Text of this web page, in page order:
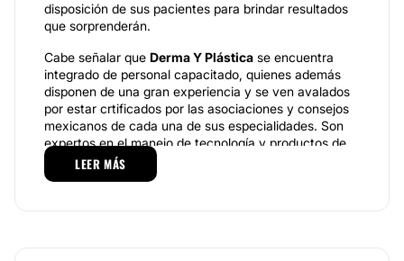
disposición de sus pacientes para brindar resultados
que sorprenderán.
Cabe señalar que Derma Y Plástica se encuentra
integrado de personal capacitado, quienes además
disponen de una gran experiencia y se ven avalados
por estar crtificados por las asociaciones y consejos
mexicanos de cada una de sus especialidades. Son
expertos en el manejo de tecnología y productos de
última generación.
LEER MÁS